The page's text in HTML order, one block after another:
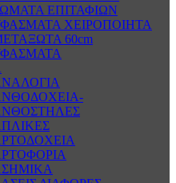
ΕΠΙΤΑΦΙΩΝ
ΧΕΙΡΟΠΟΙΗΤΑ
60cm